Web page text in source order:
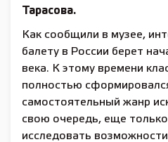
Тарасова.
Как сообщили в музее,
балету в России берет
века. К этому времени
полностью
самостоятельный жанр
свою очередь, еще
исследовать